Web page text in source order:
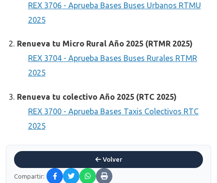
REX 3706 - Aprueba Bases Buses Urbanos RTMU
2025
Renueva tu Micro Rural Año 2025 (RTMR 2025)
REX 3704 - Aprueba Bases Buses Rurales RTMR
2025
Renueva tu colectivo Año 2025 (RTC 2025)
REX 3700 - Aprueba Bases Taxis Colectivos RTC
2025
Volver
Compartir: